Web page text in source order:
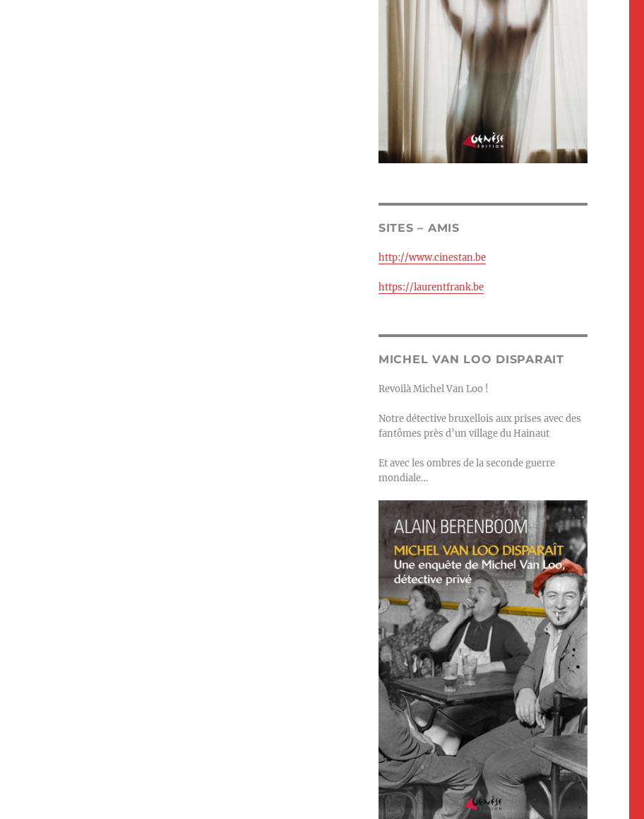
SITES – AMIS
http://www.cinestan.be
https://laurentfrank.be
MICHEL VAN LOO DISPARAIT
Revoilà Michel Van Loo !
Notre détective bruxellois aux prises avec des
fantômes près d’un village du Hainaut
Et avec les ombres de la seconde guerre
mondiale…